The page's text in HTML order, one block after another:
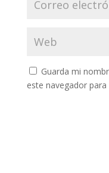
Guarda mi
este navegador